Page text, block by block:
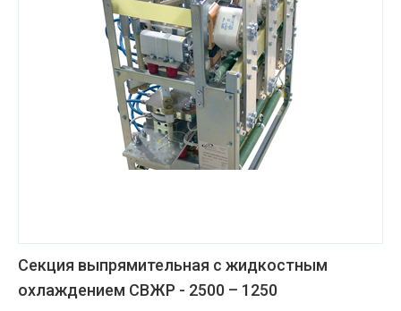
Секция выпрямительная с жидкостным
охлаждением СВЖР - 2500 – 1250